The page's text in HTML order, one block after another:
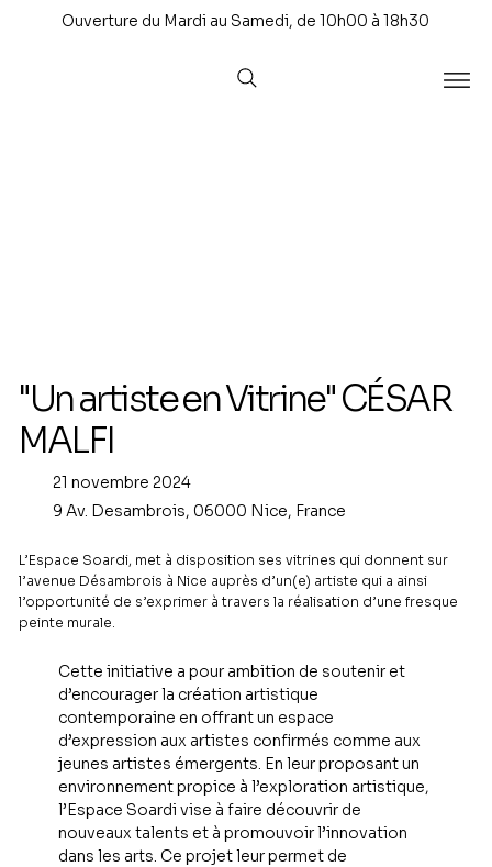
Ouverture du Mardi au Samedi, de 10h00 à 18h30
"Un artiste en Vitrine" CÉSAR
MALFI
21 novembre 2024
9 Av. Desambrois, 06000 Nice, France
L’Espace Soardi, met à disposition ses vitrines qui donnent sur
l’avenue Désambrois à Nice auprès d’un(e) artiste qui a ainsi
l’opportunité de s’exprimer à travers la réalisation d’une fresque
peinte murale.
Cette initiative a pour ambition de soutenir et
d’encourager la création artistique
contemporaine en offrant un espace
d’expression aux artistes confirmés comme aux
jeunes artistes émergents. En leur proposant un
environnement propice à l’exploration artistique,
l’Espace Soardi vise à faire découvrir de
nouveaux talents et à promouvoir l’innovation
dans les arts. Ce projet leur permet de